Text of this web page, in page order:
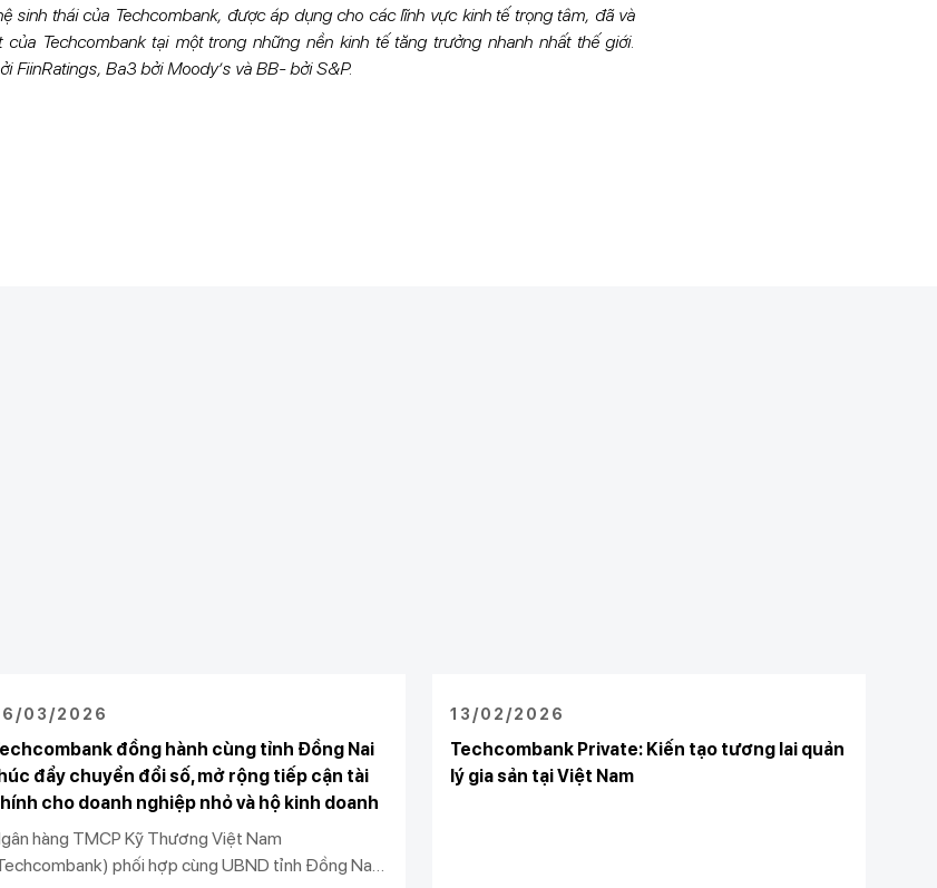
sinh thái của Techcombank, được áp dụng cho các lĩnh vực kinh tế trọng tâm, đã và
Techcombank tại một trong những nền kinh tế tăng trưởng nhanh nhất thế giới.
FiinRatings, Ba3 bởi Moody’s và BB- bởi S&P.
03/2026
đồng hành cùng tỉnh Đồng Nai
đẩy chuyển đổi số, mở rộng tiếp cận tài
cho doanh nghiệp nhỏ và hộ kinh doanh
hàng TMCP Kỹ Thương Việt Nam
phối hợp cùng UBND tỉnh Đồng Nai,
13/02/2026
Techcombank Private: Kiến tạo tương lai quản
lý gia sản tại Việt Nam